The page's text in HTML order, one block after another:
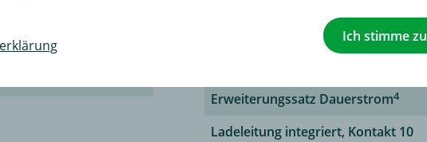
Dauerstrom integriert, Kontakt 9
Erweiterungssatz Dauerstrom4
Ladeleitung integriert, Kontakt 10
Ich stimme zu